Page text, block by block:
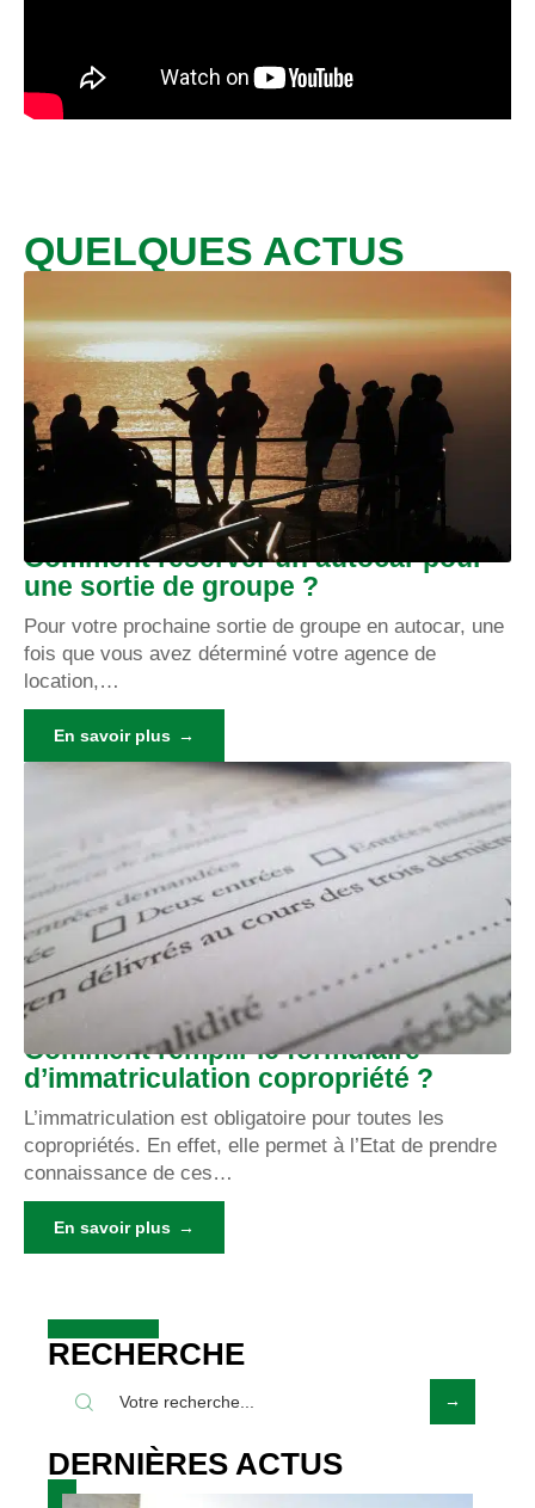
QUELQUES ACTUS
Comment réserver un autocar pour
une sortie de groupe ?
Pour votre prochaine sortie de groupe en autocar, une
fois que vous avez déterminé votre agence de
location,…
En savoir plus
Comment remplir le formulaire
d’immatriculation copropriété ?
L’immatriculation est obligatoire pour toutes les
copropriétés. En effet, elle permet à l’Etat de prendre
connaissance de ces…
En savoir plus
RECHERCHE
DERNIÈRES ACTUS